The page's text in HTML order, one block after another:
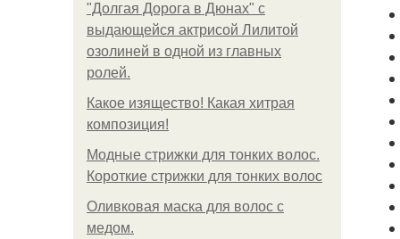
"Долгая Дорога в Дюнах" с
выдающейся актрисой Лилитой
озолиней в одной из главных
ролей.
Какое изящество! Какая хитрая
композиция!
Модные стрижки для тонких волос.
Короткие стрижки для тонких волос
Оливковая маска для волос с
медом.